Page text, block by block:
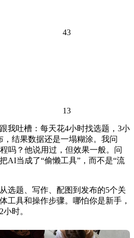
43
13
我吐槽：每天花4小时找选题，3小
，结果数据还是一塌糊涂。我问
吗？他说用过，但效果一般。问
AI当成了“偷懒工具”，而不是“流
选题、写作、配图到发布的5个关
工具和操作步骤。哪怕你是新手，
时。